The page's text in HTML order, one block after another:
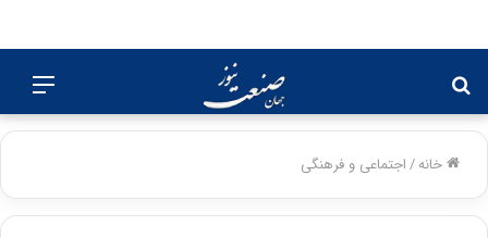
منو
برای
خانه/اجتماعی و فرهنگی